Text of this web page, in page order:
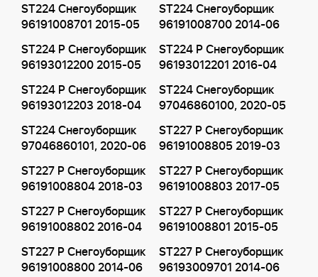
ST224 Снегоуборщик
96191008701 2015-05
ST224 Снегоуборщик
96191008700 2014-06
ST224 P Снегоуборщик
96193012200 2015-05
ST224 P Снегоуборщик
96193012201 2016-04
ST224 P Снегоуборщик
96193012203 2018-04
ST224 Снегоуборщик
97046860100, 2020-05
ST224 Снегоуборщик
97046860101, 2020-06
ST227 P Снегоуборщик
96191008805 2019-03
ST227 P Снегоуборщик
96191008804 2018-03
ST227 P Снегоуборщик
96191008803 2017-05
ST227 P Снегоуборщик
96191008802 2016-04
ST227 P Снегоуборщик
96191008801 2015-05
ST227 P Снегоуборщик
96191008800 2014-06
ST227 P Снегоуборщик
96193009701 2014-06